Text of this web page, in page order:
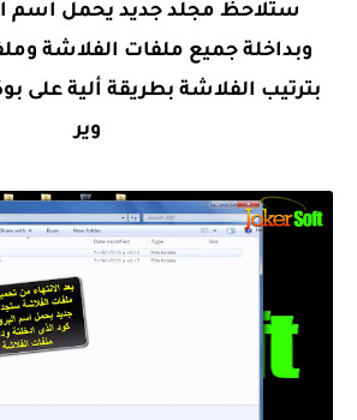
ستلاحظ مجلد جديد يحمل اسم
وبداخلة جميع ملفات الفلاشة
بترتيب الفلاشة بطريقة ألية
وير